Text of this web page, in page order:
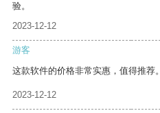
验。
2023-12-12
游客
这款软件的价格非常实惠，值得推荐。
2023-12-12